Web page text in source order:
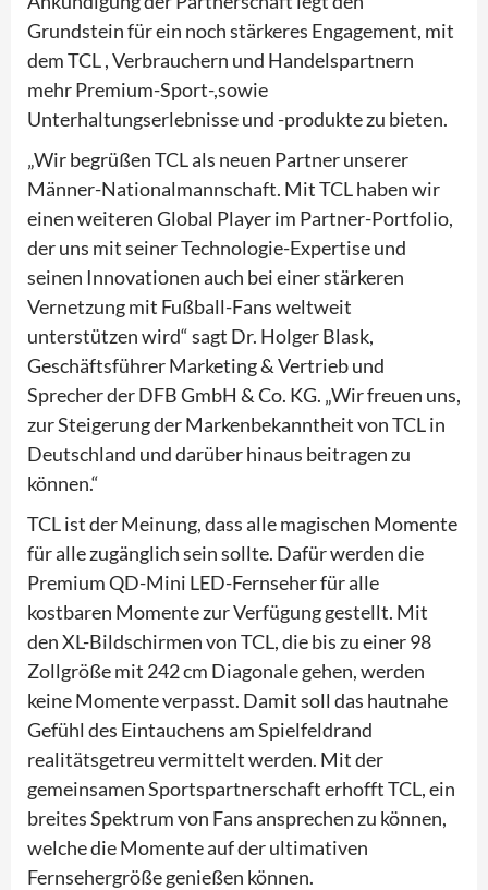
Grundstein für ein noch stärkeres Engagement, mit
dem TCL , Verbrauchern und Handelspartnern
mehr Premium-Sport-,sowie
Unterhaltungserlebnisse und -produkte zu bieten.
„Wir begrüßen TCL als neuen Partner unserer
Männer-Nationalmannschaft. Mit TCL haben wir
einen weiteren Global Player im Partner-Portfolio,
der uns mit seiner Technologie-Expertise und
seinen Innovationen auch bei einer stärkeren
Vernetzung mit Fußball-Fans weltweit
unterstützen wird“ sagt Dr. Holger Blask,
Geschäftsführer Marketing & Vertrieb und
Sprecher der DFB GmbH & Co. KG. „Wir freuen uns,
zur Steigerung der Markenbekanntheit von TCL in
Deutschland und darüber hinaus beitragen zu
können.“
TCL ist der Meinung, dass alle magischen Momente
für alle zugänglich sein sollte. Dafür werden die
Premium QD-Mini LED-Fernseher für alle
kostbaren Momente zur Verfügung gestellt. Mit
den XL-Bildschirmen von TCL, die bis zu einer 98
Zollgröße mit 242 cm Diagonale gehen, werden
keine Momente verpasst. Damit soll das hautnahe
Gefühl des Eintauchens am Spielfeldrand
realitätsgetreu vermittelt werden. Mit der
gemeinsamen Sportspartnerschaft erhofft TCL, ein
breites Spektrum von Fans ansprechen zu können,
welche die Momente auf der ultimativen
Fernsehergröße genießen können.